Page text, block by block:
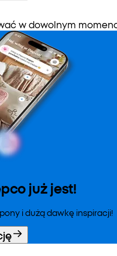
w dowolnym
już jest!
i dużą dawkę inspiracji!